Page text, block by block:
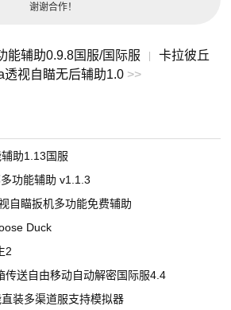
谢谢合作！
能辅助0.9.8国服/国际服 |
卡拉彼丘
透视自瞄无后辅助1.0>>
助1.13国服
功能辅助 v1.1.3
自瞄扳机多功能免费辅助
Duck
2
传送自由移动自动解密国际服4.4
装多渠道服支持模拟器